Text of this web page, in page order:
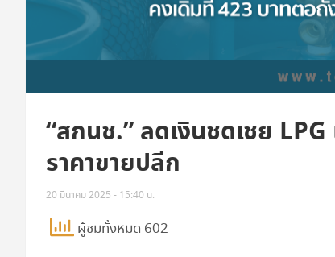
“สกนช.” ลดเงินชดเชย
ราคาขายปลีก
20 มีนาคม 2025 - 15:40 น.
ผู้ชมทั้งหมด 602